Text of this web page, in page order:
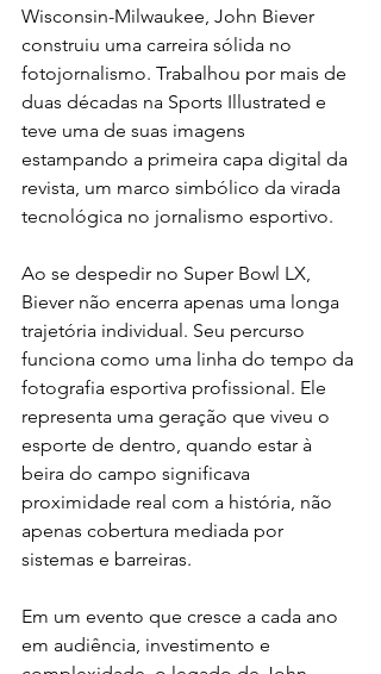
Wisconsin-Milwaukee, John Biever
construiu uma carreira sólida no
fotojornalismo. Trabalhou por mais de
duas décadas na Sports Illustrated e
teve uma de suas imagens
estampando a primeira capa digital da
revista, um marco simbólico da virada
tecnológica no jornalismo esportivo.
Ao se despedir no Super Bowl LX,
Biever não encerra apenas uma longa
trajetória individual. Seu percurso
funciona como uma linha do tempo da
fotografia esportiva profissional. Ele
representa uma geração que viveu o
esporte de dentro, quando estar à
beira do campo significava
proximidade real com a história, não
apenas cobertura mediada por
sistemas e barreiras.
Em um evento que cresce a cada ano
em audiência, investimento e